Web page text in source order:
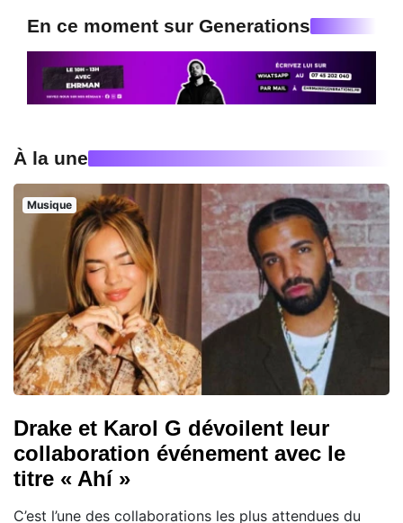
En ce moment sur Generations
À la une
Musique
Drake et Karol G dévoilent leur
collaboration événement avec le
titre « Ahí »
C’est l’une des collaborations les plus attendues du